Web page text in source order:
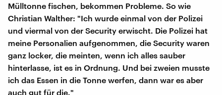
Mülltonne fischen, bekommen Probleme. So wie
Christian Walther: "Ich wurde einmal von der Polizei
und viermal von der Security erwischt. Die Polizei hat
meine Personalien aufgenommen, die Security waren
ganz locker, die meinten, wenn ich alles sauber
hinterlasse, ist es in Ordnung. Und bei zweien musste
ich das Essen in die Tonne werfen, dann war es aber
auch gut für die."